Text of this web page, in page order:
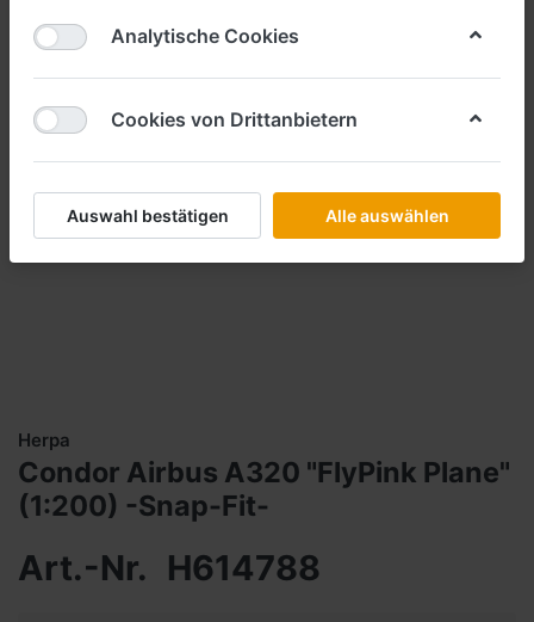
Herpa
Condor Airbus A320 "FlyPink Plane"
(1:200) -Snap-Fit-
Art.-Nr. H614788
Analytische Cookies
Cookies von Drittanbietern
Auswahl bestätigen Alle auswählen